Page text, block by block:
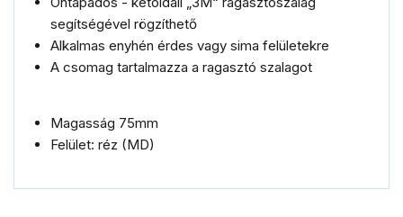
segítségével rögzíthető
Alkalmas enyhén érdes vagy sima felületekre
A csomag tartalmazza a ragasztó szalagot
Magasság 75mm
Felület: réz (MD)